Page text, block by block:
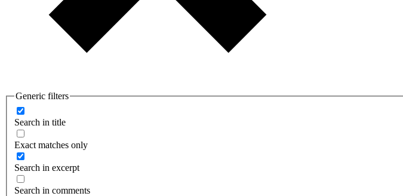
Generic filters
Search in title
Exact matches only
Search in excerpt
Search in comments